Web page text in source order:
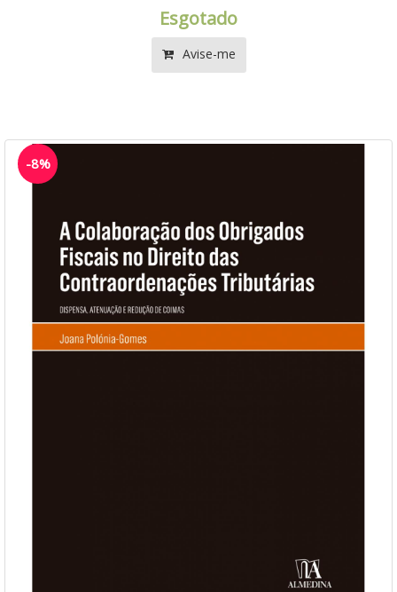
Esgotado
Avise-me
-8%